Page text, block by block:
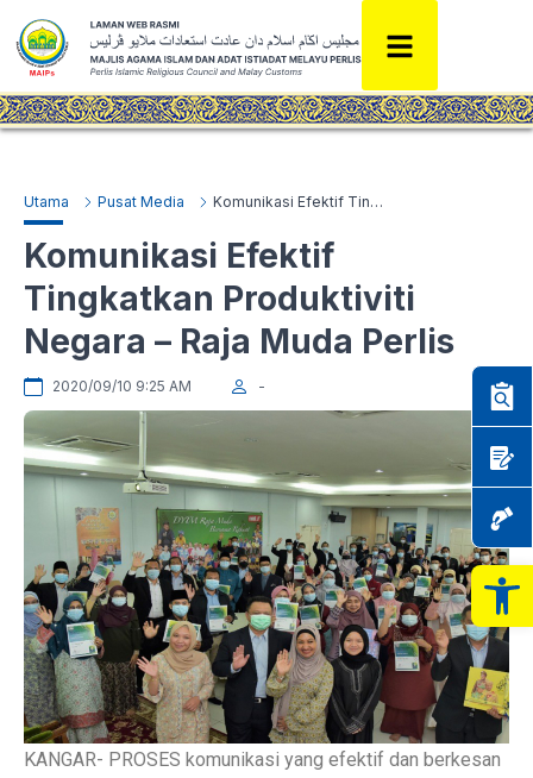
Utama Pusat Media Komunikasi Efektif Tingkatkan Produktiviti Negara – Raja Muda Perlis
Komunikasi Efektif
Tingkatkan Produktiviti
Negara – Raja Muda Perlis
2020/09/10 9:25 AM -
KANGAR- PROSES komunikasi yang efektif dan berkesan